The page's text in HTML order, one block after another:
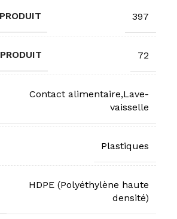
397
72
Contact alimentaire,Lave-
vaisselle
Plastiques
HDPE (Polyéthylène haute
densité)